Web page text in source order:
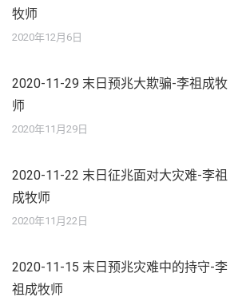
牧师
2020年12月6日
2020-11-29 末日预兆大欺骗-李祖成牧
师
2020年11月29日
2020-11-22 末日征兆面对大灾难-李祖
成牧师
2020年11月22日
2020-11-15 末日预兆灾难中的持守-李
祖成牧师